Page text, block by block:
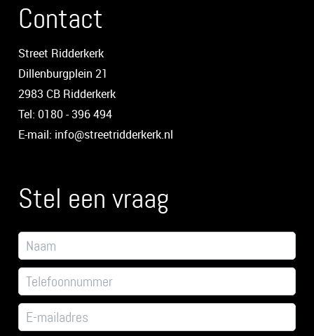
Contact
Street Ridderkerk
Dillenburgplein 21
2983 CB Ridderkerk
Tel: 0180 - 396 494
E-mail: info@streetridderkerk.nl
Stel een vraag